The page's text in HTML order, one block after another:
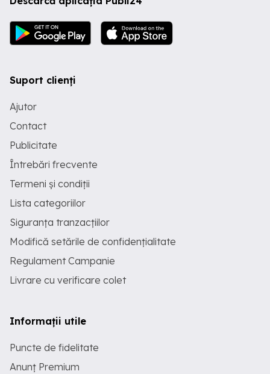
Suport clienți
Ajutor
Contact
Publicitate
Întrebări frecvente
Termeni și condiții
Lista categoriilor
Siguranța tranzacțiilor
Modifică setările de confidențialitate
Regulament Campanie
Livrare cu verificare colet
Informații utile
Puncte de fidelitate
Anunț Premium